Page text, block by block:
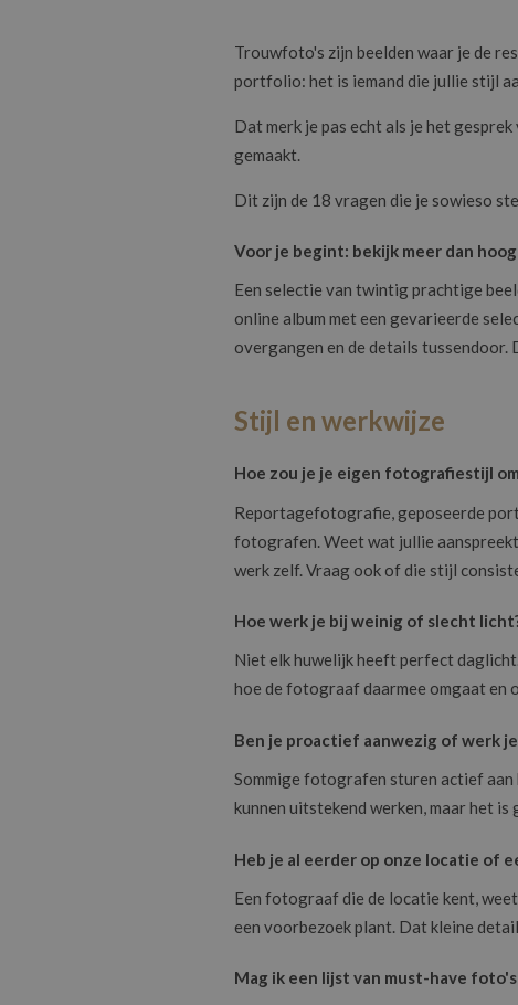
Trouwfoto's zijn beelden waar je de
portfolio: het is iemand die jullie stijl
Dat merk je pas echt als je het
gemaakt.
Dit zijn de 18 vragen die je sowieso
Voor je begint: bekijk meer dan
Een selectie van twintig prachtige
online album met een gevarieerde
overgangen en de details tussendoor.
Stijl en werkwijze
Hoe zou je je eigen fotografiestijl
Reportagefotografie, geposeerde
fotografen. Weet wat jullie
werk zelf. Vraag ook of die stijl
Hoe werk je bij weinig of slecht
Niet elk huwelijk heeft perfect
hoe de fotograaf daarmee omgaat en
Ben je proactief aanwezig of werk
Sommige fotografen sturen actief aan
kunnen uitstekend werken, maar het
Heb je al eerder op onze locatie of
Een fotograaf die de locatie kent,
een voorbezoek plant. Dat kleine
Mag ik een lijst van must-have